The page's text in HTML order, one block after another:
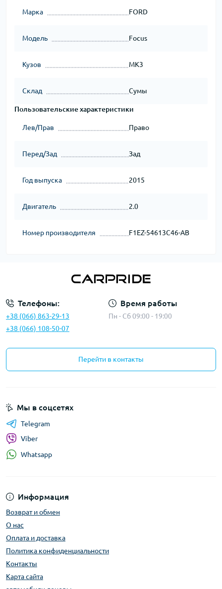
Марка FORD
Модель Focus
Кузов MK3
Склад Сумы
Пользовательские характеристики
Лев/Прав Право
Перед/Зад Зад
Год выпуска 2015
Двигатель 2.0
Номер производителя F1EZ-54613C46-AB
Телефоны:
+38 (066) 863-29-13
+38 (066) 108-50-07
Время работы
Пн - Сб 09:00 - 19:00
Перейти в контакты
Информация
Возврат и обмен
О нас
Оплата и доставка
Политика конфиденциальности
Контакты
Карта сайта
Мы в соцсетях
Telegram
Viber
Whatsapp